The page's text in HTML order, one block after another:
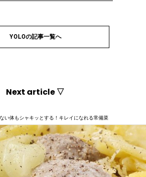
YOLOの記事一覧へ
Next article ▽
い体もシャキッとする！キレイになれる常備菜